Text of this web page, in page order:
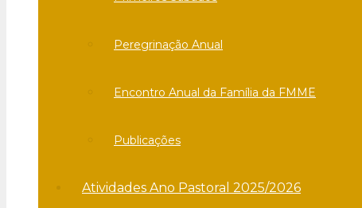
Peregrinação Anual
Encontro Anual da Família da FMME
Publicações
Atividades Ano Pastoral 2025/2026